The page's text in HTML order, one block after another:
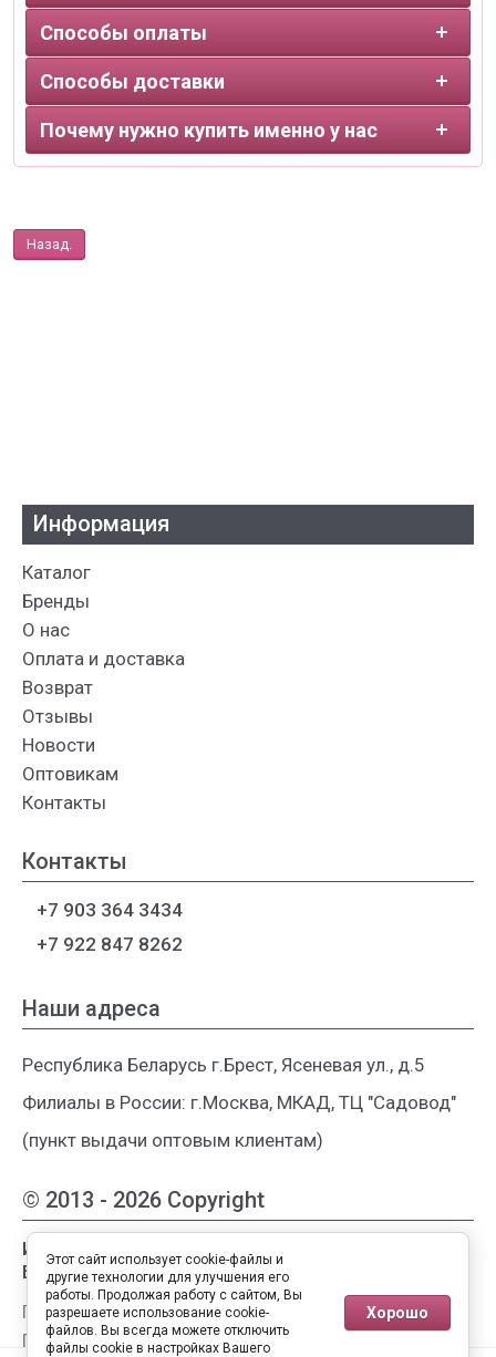
Способы оплаты
Способы доставки
Почему нужно купить именно у нас
Назад.
© 2013 - 2026 Copyright
Интернет-магазин женской одежды из
Белоруссии
Публичная оферта
Пользовательское соглашение
Информация
Каталог
Бренды
О нас
Оплата и доставка
Возврат
Отзывы
Новости
Оптовикам
Контакты
Контакты
+7 903 364 3434
+7 922 847 8262
Наши адреса
Республика Беларусь г.Брест, Ясеневая ул., д.5
Филиалы в России: г.Москва, МКАД, ТЦ "Садовод"
(пункт выдачи оптовым клиентам)
Этот сайт использует cookie-файлы и
другие технологии для улучшения его
работы. Продолжая работу с сайтом, Вы
разрешаете использование cookie-
файлов. Вы всегда можете отключить
файлы cookie в настройках Вашего
Хорошо